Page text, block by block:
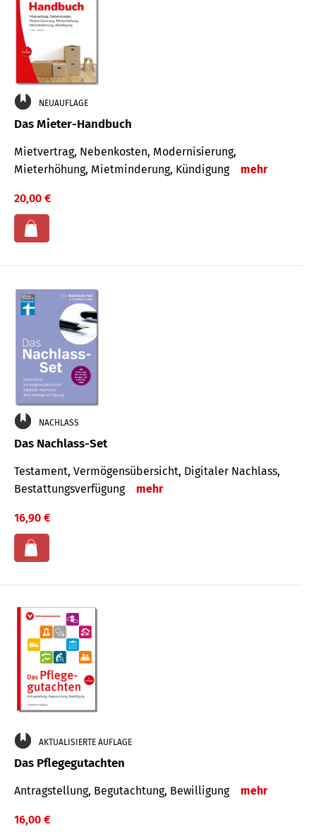
NEUAUFLAGE
Das Mieter-Handbuch
Mietvertrag, Nebenkosten, Modernisierung,
Mieterhöhung, Mietminderung, Kündigung
mehr
20,00 €
NACHLASS
Das Nachlass-Set
Testament, Vermögens­übersicht, Digitaler Nach­lass,
Bestat­tungs­ver­fügung
mehr
16,90 €
AKTUALISIERTE AUFLAGE
Das Pflegegutachten
Antragstellung, Begutachtung, Bewilligung mehr
16,00 €